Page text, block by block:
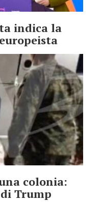
indica la
colonia:
Trump